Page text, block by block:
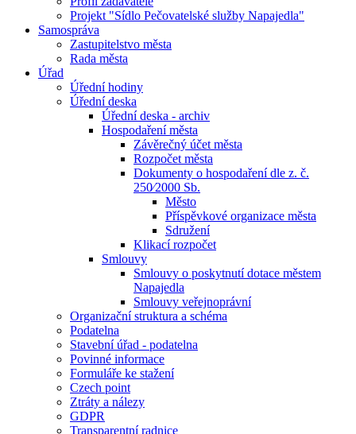
Projekt "Sídlo Pečovatelské služby Napajedla"
Samospráva
Zastupitelstvo města
Rada města
Úřad
Úřední hodiny
Úřední deska
Úřední deska - archiv
Hospodaření města
Závěrečný účet města
Rozpočet města
Dokumenty o hospodaření dle z. č.
250⁄2000 Sb.
Město
Příspěvkové organizace města
Sdružení
Klikací rozpočet
Smlouvy
Smlouvy o poskytnutí dotace městem
Napajedla
Smlouvy veřejnoprávní
Organizační struktura a schéma
Podatelna
Stavební úřad - podatelna
Povinné informace
Formuláře ke stažení
Czech point
Ztráty a nálezy
GDPR
Transparentní radnice